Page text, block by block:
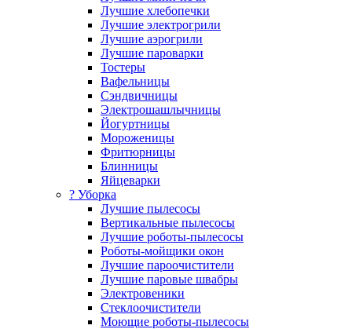
Лучшие хлебопечки
Лучшие электрогрили
Лучшие аэрогрили
Лучшие пароварки
Тостеры
Вафельницы
Сэндвичницы
Электрошашлычницы
Йогуртницы
Мороженицы
Фритюрницы
Блинницы
Яйцеварки
? Уборка
Лучшие пылесосы
Вертикальные пылесосы
Лучшие роботы-пылесосы
Роботы-мойщики окон
Лучшие пароочистители
Лучшие паровые швабры
Электровеники
Стеклоочистители
Моющие роботы-пылесосы